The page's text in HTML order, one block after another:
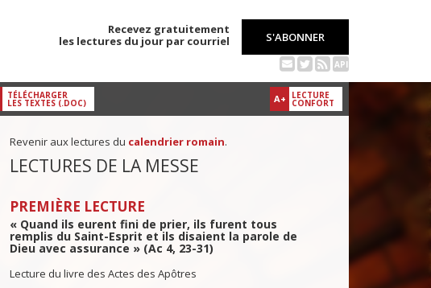
Recevez gratuitement
les lectures du jour par courriel
S'ABONNER
API
A+ LECTURE
CONFORT
TÉLÉCHARGER
LES TEXTES (.DOC)
Revenir aux lectures du calendrier romain.
LECTURES DE LA MESSE
PREMIÈRE LECTURE
« Quand ils eurent fini de prier, ils furent tous
remplis du Saint-Esprit et ils disaient la parole de
Dieu avec assurance » (Ac 4, 23-31)
Lecture du livre des Actes des Apôtres